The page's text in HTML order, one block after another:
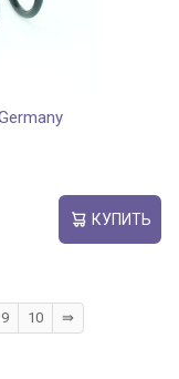
КУПИТЬ
9 10 ⇛